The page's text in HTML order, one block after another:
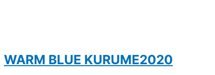
WARM BLUE KURUME2020